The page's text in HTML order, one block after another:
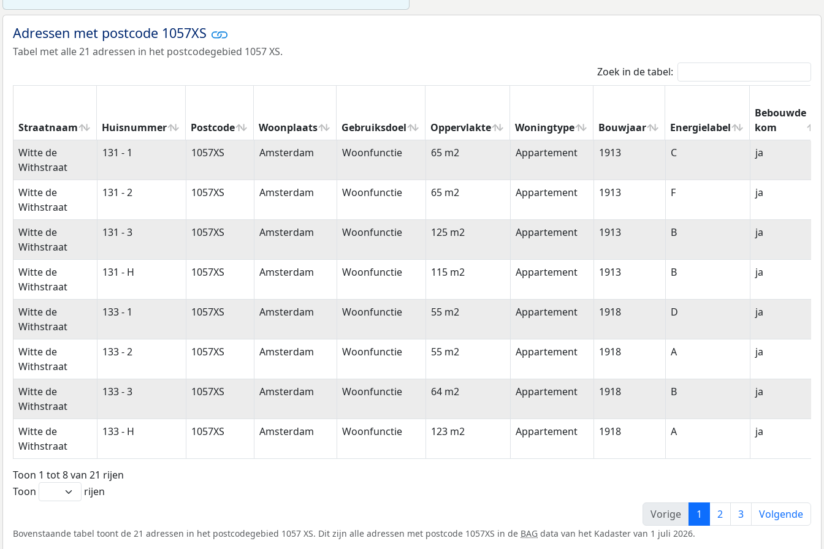
Adressen met postcode 1057XS
Tabel met alle 21 adressen in het postcodegebied 1057 XS.
Zoek in de tabel:
Straatnaam Huisnummer Postcode Woonplaats Gebruiksdoel Oppervlakte Woningtype Bouwjaar Energielabel
Bebouwde
kom
Straatnaam
Huisnummer Postcode Woonplaats Gebruiksdoel Oppervlakte Woningtype Bouwjaar Energielabel
Bebouwde
kom
Witte de
Withstraat
131 - 1 1057XS Amsterdam Woonfunctie 65 m2 Appartement 1913 C ja
Witte de
Withstraat
131 - 2 1057XS Amsterdam Woonfunctie 65 m2 Appartement 1913 F ja
Witte de
Withstraat
131 - 3 1057XS Amsterdam Woonfunctie 125 m2 Appartement 1913 B ja
Witte de
Withstraat
131 - H 1057XS Amsterdam Woonfunctie 115 m2 Appartement 1913 B ja
Witte de
Withstraat
133 - 1 1057XS Amsterdam Woonfunctie 55 m2 Appartement 1918 D ja
Witte de
Withstraat
133 - 2 1057XS Amsterdam Woonfunctie 55 m2 Appartement 1918 A ja
Witte de
Withstraat
133 - 3 1057XS Amsterdam Woonfunctie 64 m2 Appartement 1918 B ja
Witte de
Withstraat
133 - H 1057XS Amsterdam Woonfunctie 123 m2 Appartement 1918 A ja
Toon 1 tot 8 van 21 rijen
Toon
rijen
Vorige
1 2 3 Volgende
Bovenstaande tabel toont de 21 adressen in het postcodegebied 1057 XS. Dit zijn alle adressen met postcode 1057XS in de BAG data van het Kadaster van 1 juli 2026.